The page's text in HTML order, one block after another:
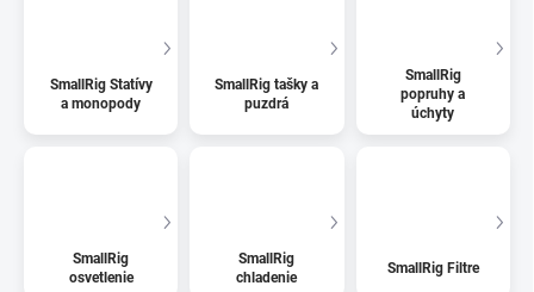
SmallRig Statívy
a monopody
SmallRig tašky a
puzdrá
SmallRig
popruhy a
úchyty
SmallRig
osvetlenie
SmallRig
chladenie
SmallRig Filtre